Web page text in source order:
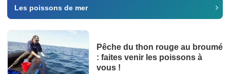
Les poissons de mer
Pêche du thon rouge au broumé
: faites venir les poissons à
vous !